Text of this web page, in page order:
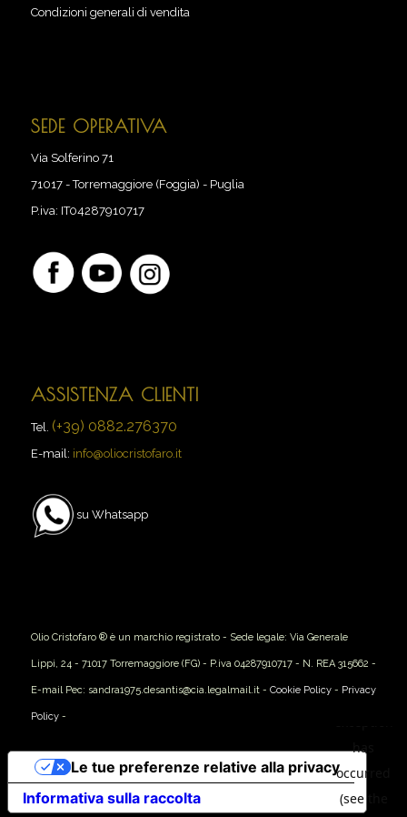
Condizioni generali di vendita
SEDE OPERATIVA
Via Solferino 71
71017-Torremaggiore (Foggia) - Puglia
P.iva: IT04287910717
ASSISTENZA CLIENTI
Tel. (+39) 0882.276370
E-mail: info@oliocristofaro.it
su Whatsapp
Olio Cristofaro ® è un marchio registrato - Sede legale: Via Generale
Lippi, 24 - 71017 Torremaggiore (FG) - P.iva 04287910717 - N. REA 315662 -
E-mail Pec: sandra1975.desantis@cia.legalmail.it - Cookie Policy- Privacy
Policy-
Informativa sulla raccolta
Le tue preferenze relative alla privacy